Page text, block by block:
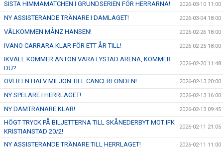
SISTA HIMMAMATCHEN I GRUNDSERIEN FÖR HERRARNA! 2026-03-10 11:00
NY ASSISTERANDE TRÄNARE I DAMLAGET! 2026-03-04 18:00
VÄLKOMMEN MÅNZ HANSEN! 2026-02-26 18:00
IVANO CARRARA KLAR FÖR ETT ÅR TILL! 2026-02-25 18:00
IKVÄLL KOMMER ANTON VARA I YSTAD ARENA, KOMMER
DU?
2026-02-20 11:48
ÖVER EN HALV MILJON TILL CANCERFONDEN! 2026-02-13 20:00
NY SPELARE I HERRLAGET! 2026-02-13 16:00
NY DAMTRÄNARE KLAR! 2026-02-13 09:45
HÖGT TRYCK PÅ BILJETTERNA TILL SKÅNEDERBYT MOT IFK
KRISTIANSTAD 20/2!
2026-02-11 21:05
NY ASSISTERANDE TRÄNARE TILL HERRLAGET! 2026-02-11 11:00